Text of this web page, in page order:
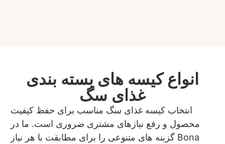
انواع کیسه های بسته بندی
غذای سگ
انتخاب کیسه غذای سگ مناسب برای حفظ کیفیت
محصول و رفع نیازهای مشتری ضروری است. ما در
Bona گزینه های متنوعی را برای مطابقت با هر نیاز